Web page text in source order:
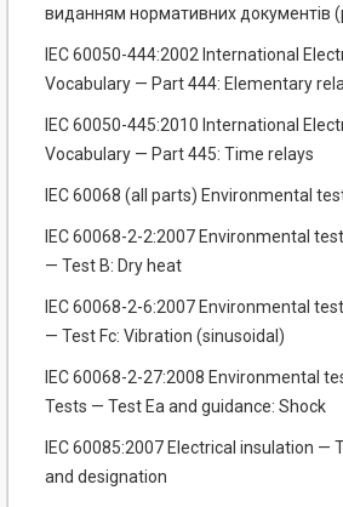
виданням нормативних документів
ІЕС 60050-444:2002 International
Vocabulary — Part 444: Elementary
IEC 60050-445:2010 International
Vocabulary — Part 445: Time relays
IEC 60068 (all parts) Environmental
IEC 60068-2-2:2007 Environmental
— Test B: Dry heat
IEC 60068-2-6:2007 Environmental
— Test Fc: Vibration (sinusoidal)
IEC 60068-2-27:2008 Environmental
Tests — Test Ea and guidance: Shock
IEC 60085:2007 Electrical insulation —
and designation